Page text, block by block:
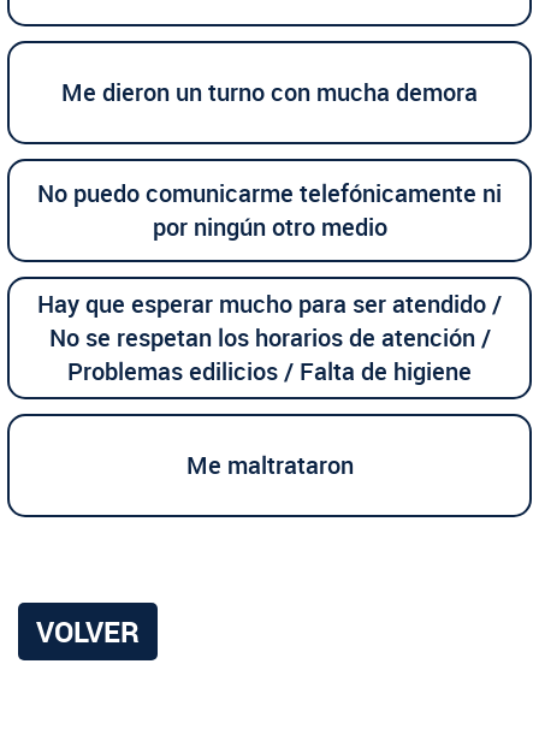
Me dieron un turno con mucha demora
No puedo comunicarme telefónicamente ni
por ningún otro medio
Hay que esperar mucho para ser atendido /
No se respetan los horarios de atención /
Problemas edilicios / Falta de higiene
Me maltrataron
VOLVER